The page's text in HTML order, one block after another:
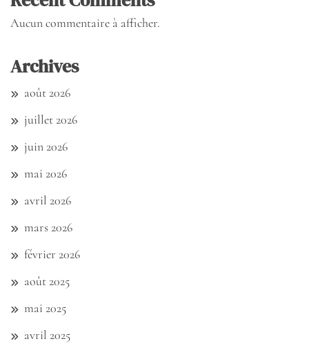
Aucun commentaire à afficher.
Archives
août 2026
juillet 2026
juin 2026
mai 2026
avril 2026
mars 2026
février 2026
août 2025
mai 2025
avril 2025